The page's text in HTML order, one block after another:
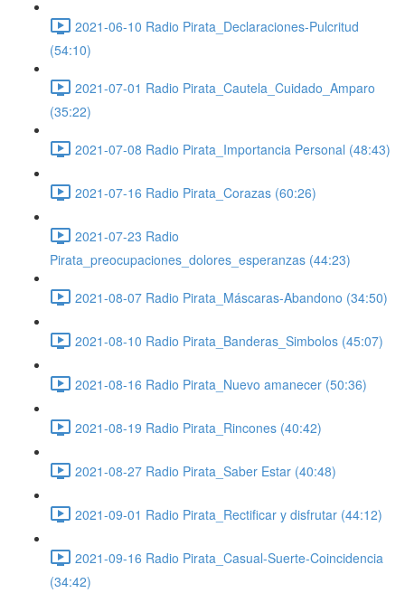
2021-06-10 Radio Pirata_Declaraciones-Pulcritud
(54:10)
2021-07-01 Radio Pirata_Cautela_Cuidado_Amparo
(35:22)
2021-07-08 Radio Pirata_Importancia Personal (48:43)
2021-07-16 Radio Pirata_Corazas (60:26)
2021-07-23 Radio
Pirata_preocupaciones_dolores_esperanzas (44:23)
2021-08-07 Radio Pirata_Máscaras-Abandono (34:50)
2021-08-10 Radio Pirata_Banderas_Simbolos (45:07)
2021-08-16 Radio Pirata_Nuevo amanecer (50:36)
2021-08-19 Radio Pirata_Rincones (40:42)
2021-08-27 Radio Pirata_Saber Estar (40:48)
2021-09-01 Radio Pirata_Rectificar y disfrutar (44:12)
2021-09-16 Radio Pirata_Casual-Suerte-Coincidencia
(34:42)